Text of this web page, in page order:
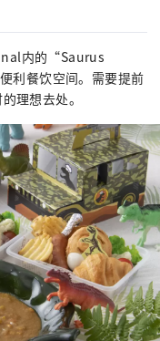
内的“Saurus
利餐饮空间。需要提前
理想去处。